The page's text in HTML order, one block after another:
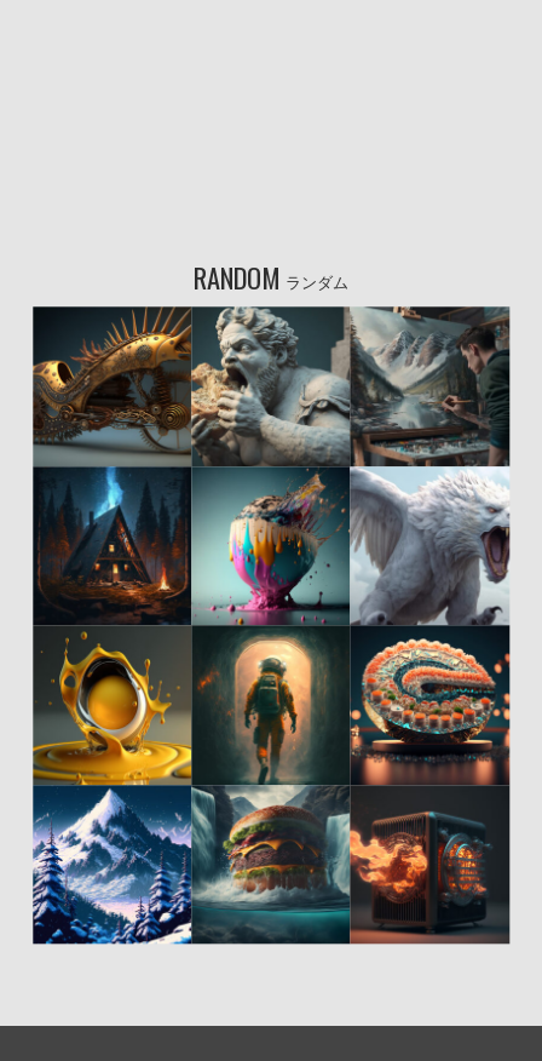
RANDOM ランダム